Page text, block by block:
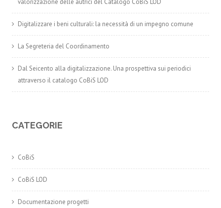
valorizzazione delle autrici del Catalogo CoBiS LOD
Digitalizzare i beni culturali: la necessità di un impegno comune
La Segreteria del Coordinamento
Dal Seicento alla digitalizzazione. Una prospettiva sui periodici
attraverso il catalogo CoBiS LOD
CATEGORIE
CoBiS
CoBiS LOD
Documentazione progetti